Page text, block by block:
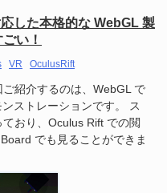
した本格的な WebGL 製
い！
VR OculusRift
紹介するのは、WebGL で
ストレーションです。 ス
おり、Oculus Rift での閲
でも見ることができま